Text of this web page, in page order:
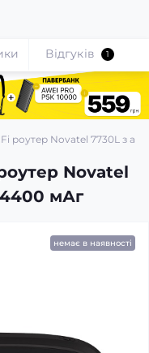
роутер Novatel 7730L з
Novatel
мАг
Відгуків 1
немає в наявності